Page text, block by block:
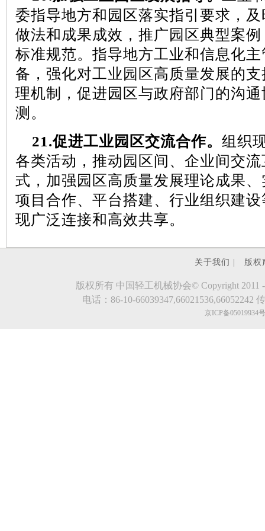
委指导地方和园区落实指引要求，
做法和成果成效，推广园区典型案
标准规范。指导地方工业和信息化
备，强化对工业园区高质量发展的
理机制，促进园区与政府部门的沟
测。
21.促进工业园区交流合作。组织
各类活动，推动园区间、企业间交
式，加强园区高质量发展理论成果
项目合作、平台搭建、行业组织建
现广泛连接和高效共享。
关于我们 | 版
版权所有 中国轻工机械协会© Copyright 2011 -
电话：86-10-66039347,66021536,66052242
京ICP备05019934号